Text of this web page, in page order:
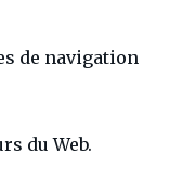
de navigation
du Web.